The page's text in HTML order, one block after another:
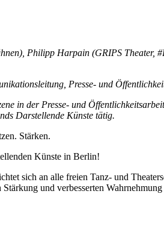
Philipp Harpain (GRIPS
Presse- und
in der Presse- und
Darstellende Künste tätig.
Stärken.
Künste in Berlin!
sich an alle freien Tanz- und
und verbesserten